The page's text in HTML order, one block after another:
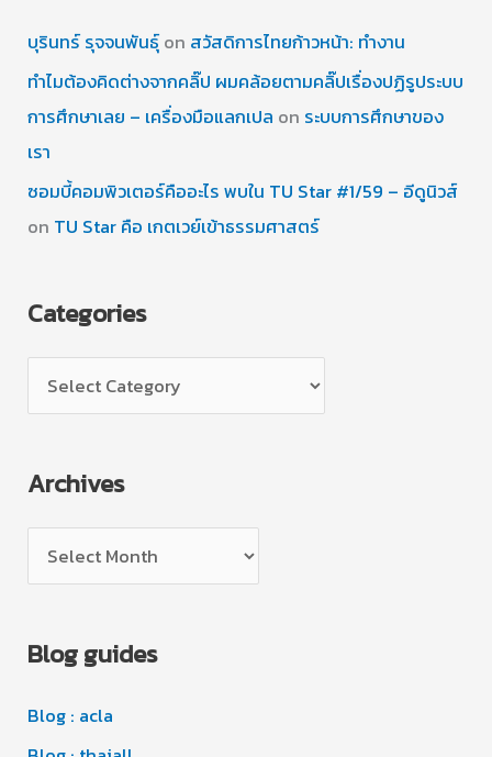
บุรินทร์ รุจจนพันธุ์on สวัสดิการไทยก้าวหน้า: ทำงาน
ทำไมต้องคิดต่างจากคลิ๊ป ผมคล้อยตามคลิ๊ปเรื่องปฏิรูประบบ
การศึกษาเลย – เครื่องมือแลกเปล on ระบบการศึกษาของ
เรา
ซอมบี้คอมพิวเตอร์คืออะไร พบใน TU Star #1/59 – อีดูนิวส์
on TU Star คือ เกตเวย์เข้าธรรมศาสตร์
Categories
a
e
r
e
Archives
r
h
v
Blog guides
Blog : acla